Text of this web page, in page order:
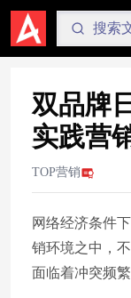
双品牌
实践营
TOP营销
网络经济条件
销环境之中，
面临着冲突频